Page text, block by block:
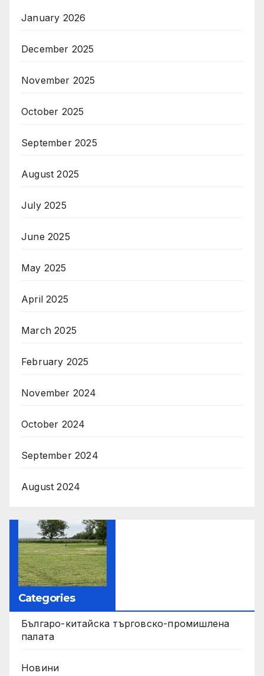
January 2026
December 2025
November 2025
October 2025
September 2025
August 2025
July 2025
June 2025
May 2025
April 2025
March 2025
February 2025
November 2024
October 2024
September 2024
August 2024
Categories
Българо-китайска търговско-промишлена
палата
Новини